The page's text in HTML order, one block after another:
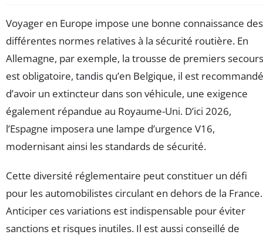
Voyager en Europe impose une bonne connaissance des
différentes normes relatives à la sécurité routière. En
Allemagne, par exemple, la trousse de premiers secours
est obligatoire, tandis qu’en Belgique, il est recommandé
d’avoir un extincteur dans son véhicule, une exigence
également répandue au Royaume-Uni. D’ici 2026,
l’Espagne imposera une lampe d’urgence V16,
modernisant ainsi les standards de sécurité.
Cette diversité réglementaire peut constituer un défi
pour les automobilistes circulant en dehors de la France.
Anticiper ces variations est indispensable pour éviter
sanctions et risques inutiles. Il est aussi conseillé de